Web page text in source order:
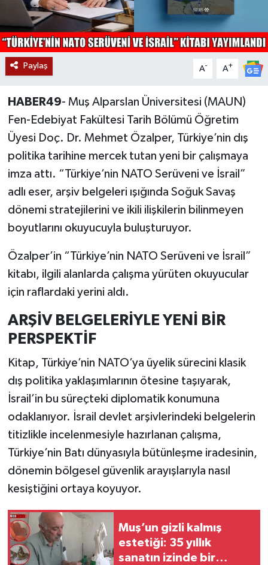
Paylaş A- A+
HABER49- Muş Alparslan Üniversitesi (MAUN)
Fen-Edebiyat Fakültesi Tarih Bölümü Öğretim
Üyesi Doç. Dr. Mehmet Özalper, Türkiye’nin dış
politika tarihine mercek tutan yeni bir çalışmaya
imza attı. “Türkiye’nin NATO Serüveni ve İsrail”
adlı eser, arşiv belgeleri ışığında Soğuk Savaş
dönemi stratejilerini ve ikili ilişkilerin bilinmeyen
boyutlarını okuyucuyla buluşturuyor.
Özalper’in “Türkiye’nin NATO Serüveni ve İsrail”
kitabı, ilgili alanlarda çalışma yürüten okuyucular
için raflardaki yerini aldı.
ARŞİV BELGELERİYLE YENİ BİR
PERSPEKTİF
Kitap, Türkiye’nin NATO’ya üyelik sürecini klasik
dış politika yaklaşımlarının ötesine taşıyarak,
İsrail’in bu süreçteki diplomatik konumuna
odaklanıyor. İsrail devlet arşivlerindeki belgelerin
titizlikle incelenmesiyle hazırlanan çalışma,
Türkiye’nin Batı dünyasıyla bütünleşme iradesinin,
dönemin bölgesel güvenlik arayışlarıyla nasıl
kesiştiğini ortaya koyuyor.
Muş’un gizli kalmış
estetiği: 35 yıllık
sanatın izinde bir
Korkut
Bulanık
Varto